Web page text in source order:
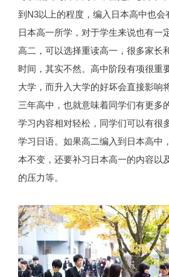
到N3以上的程度，编入日本高中也会
日本高一所学，对于学生来说也有一
高二，可以选择重读高一，很多家长
时间，其实不然。高中阶段有项很重
大学，而升入大学的好坏会直接影响
三年高中，也就意味着同学们有更多
学习内容相对轻松，同学们可以有很
学习日语。如果高二编入到日本高中
本不变，还要补习日本高一的内容以
的压力等。